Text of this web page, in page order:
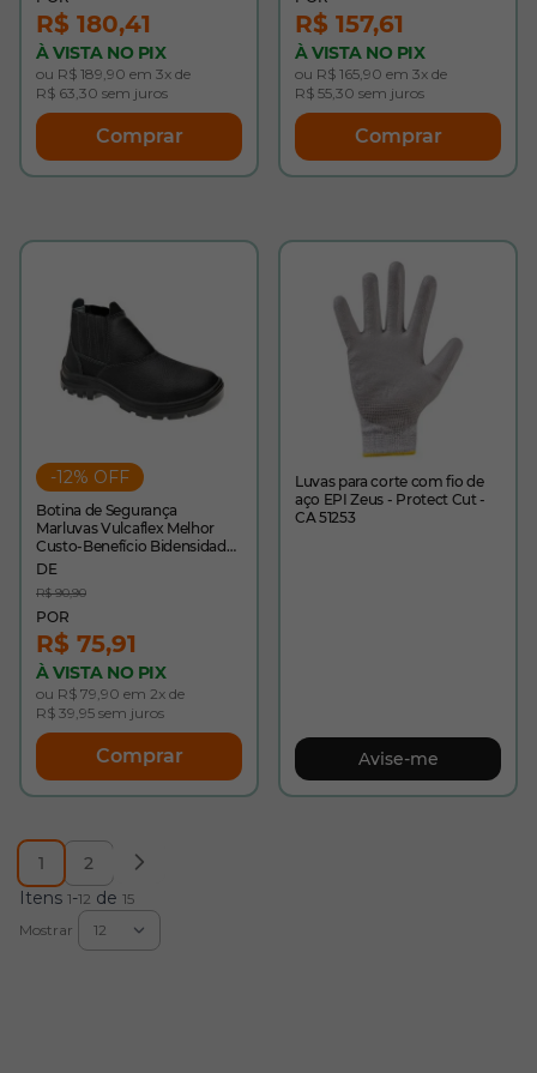
R$ 180,41
À VISTA NO PIX
ou R$ 189,90 em 3x de
R$ 63,30 sem juros
Comprar
R$ 157,61
À VISTA NO PIX
ou R$ 165,90 em 3x de
R$ 55,30 sem juros
Comprar
-12% OFF
Botina de Segurança
Marluvas Vulcaflex Melhor
Custo-Benefício Bidensidade
com bico PVC - 10VB48 - CA
R$ 90,90
R$ 75,91
À VISTA NO PIX
ou R$ 79,90 em 2x de
R$ 39,95 sem juros
Comprar
Luvas para corte com fio de
aço EPI Zeus - Protect Cut -
CA 51253
Avise-me
Você esta lendo a pagina
1 Página
2
Itens 1-12 de 15
Mostrar